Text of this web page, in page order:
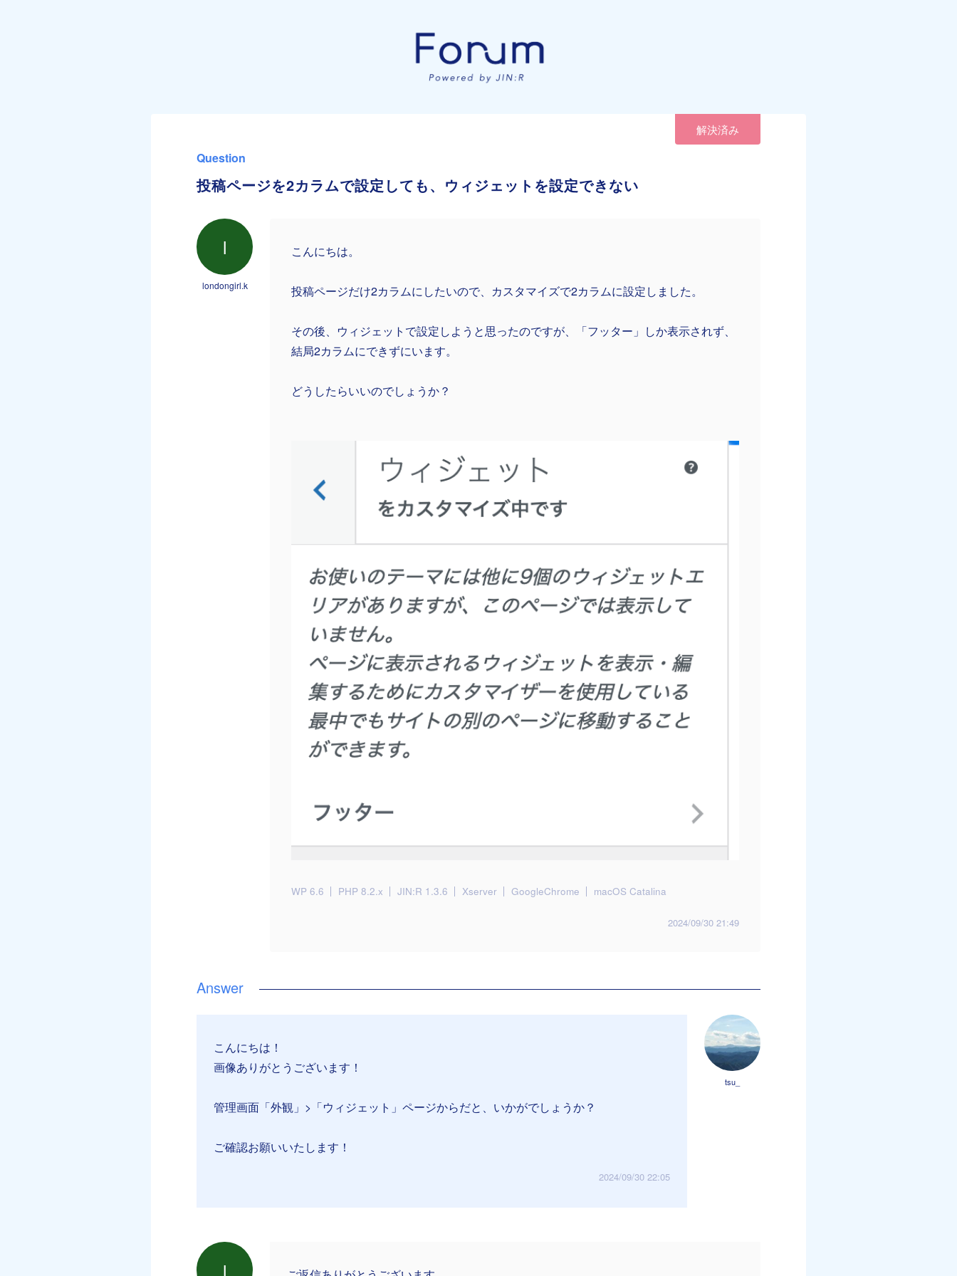
解決済み
Question
投稿ページを2カラムで設定しても、ウィジェットを設定できない
l
londongirl.k
こんにちは。
投稿ページだけ2カラムにしたいので、カスタマイズで2カラムに設定しました。
その後、ウィジェットで設定しようと思ったのですが、「フッター」しか表示されず、
結局2カラムにできずにいます。
どうしたらいいのでしょうか？
WP 6.6 PHP 8.2.x JIN:R 1.3.6 Xserver GoogleChrome macOS Catalina
2024/09/30 21:49
tsu_
こんにちは！
画像ありがとうございます！
管理画面「外観」>「ウィジェット」ページからだと、いかがでしょうか？
ご確認お願いいたします！
2024/09/30 22:05
l